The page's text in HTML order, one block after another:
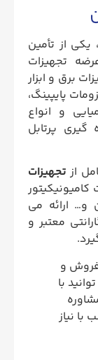
از تأمین‌
تجهیزات
برق و ابزار
پایپینگ،
و انواع
گیری پرتابل
از تجهیزات
کامیونیکیتور
و… ارائه می‌
معتبر و
فروش و
با
نیاز